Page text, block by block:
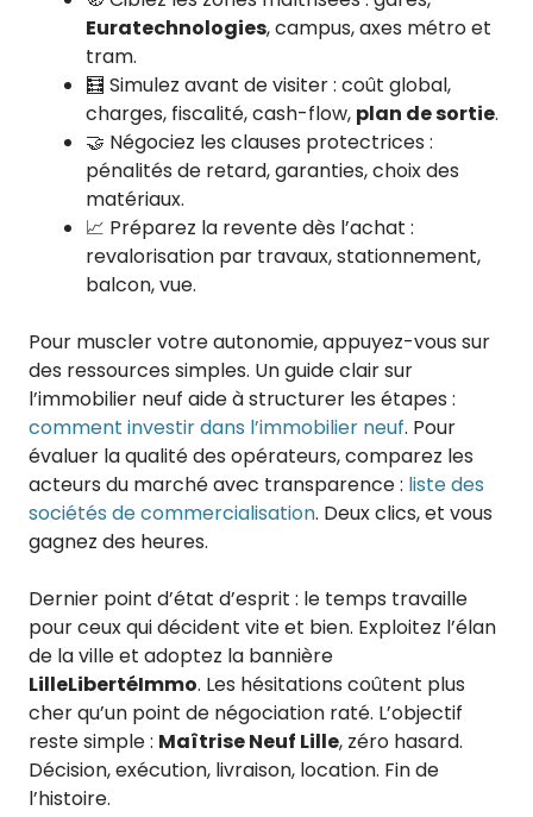
Euratechnologies, campus, axes métro et
tram.
🧮 Simulez avant de visiter : coût global,
charges, fiscalité, cash-flow, plan de sortie.
🤝 Négociez les clauses protectrices :
pénalités de retard, garanties, choix des
matériaux.
📈 Préparez la revente dès l’achat :
revalorisation par travaux, stationnement,
balcon, vue.
Pour muscler votre autonomie, appuyez-vous sur
des ressources simples. Un guide clair sur
l’immobilier neuf aide à structurer les étapes :
comment investir dans l’immobilier neuf. Pour
évaluer la qualité des opérateurs, comparez les
acteurs du marché avec transparence : liste des
sociétés de commercialisation. Deux clics, et vous
gagnez des heures.
Dernier point d’état d’esprit : le temps travaille
pour ceux qui décident vite et bien. Exploitez l’élan
de la ville et adoptez la bannière
LilleLibertéImmo. Les hésitations coûtent plus
cher qu’un point de négociation raté. L’objectif
reste simple : Maîtrise Neuf Lille, zéro hasard.
Décision, exécution, livraison, location. Fin de
l’histoire.